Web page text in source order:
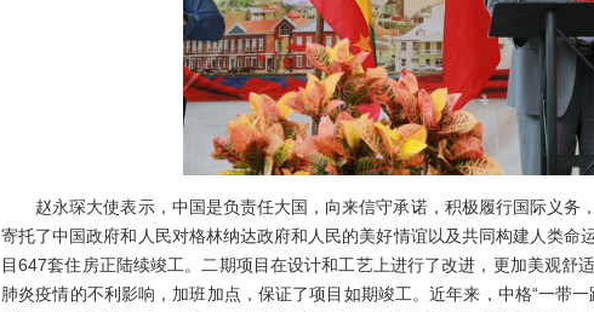
赵永琛大使表示，中国是负责任大国，向来信守承诺，积极履行国际义务
寄托了中国政府和人民对格林纳达政府和人民的美好情谊以及共同构建人类
目647套住房正陆续竣工。二期项目在设计和工艺上进行了改进，更加美观
肺炎疫情的不利影响，加班加点，保证了项目如期竣工。近年来，中格“一带